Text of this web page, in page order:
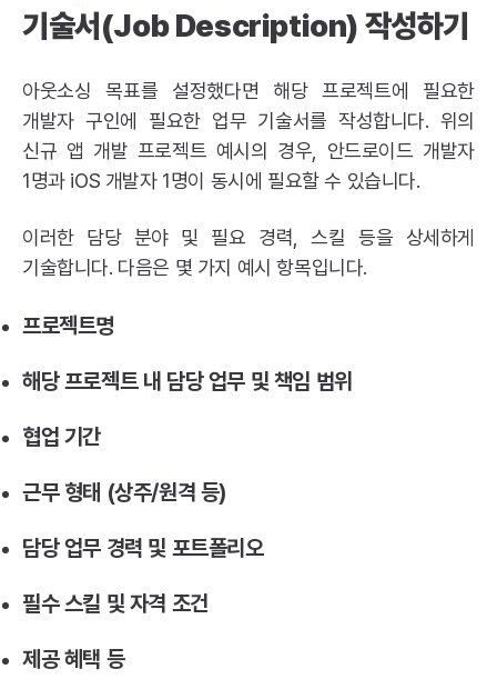
기술서(Job Description) 작성하기
아웃소싱 목표를 설정했다면 해당 프로젝트에 필요한
개발자 구인에 필요한 업무 기술서를 작성합니다. 위의
신규 앱 개발 프로젝트 예시의 경우, 안드로이드 개발자
1명과 iOS 개발자 1명이 동시에 필요할 수 있습니다.
이러한 담당 분야 및 필요 경력, 스킬 등을 상세하게
기술합니다. 다음은 몇 가지 예시 항목입니다.
프로젝트명
해당 프로젝트 내 담당 업무 및 책임 범위
협업 기간
근무 형태 (상주/원격 등)
담당 업무 경력 및 포트폴리오
필수 스킬 및 자격 조건
제공 혜택 등